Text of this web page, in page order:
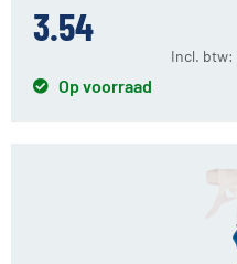
3.54
Incl. btw:
Op voorraad